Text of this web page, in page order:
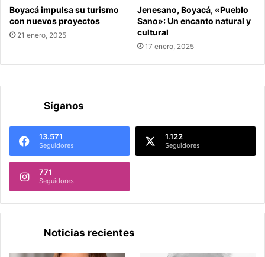
Boyacá impulsa su turismo
con nuevos proyectos
21 enero, 2025
Jenesano, Boyacá, «Pueblo
Sano»: Un encanto natural y
cultural
17 enero, 2025
Síganos
13.571
Seguidores
1.122
Seguidores
771
Seguidores
Noticias recientes